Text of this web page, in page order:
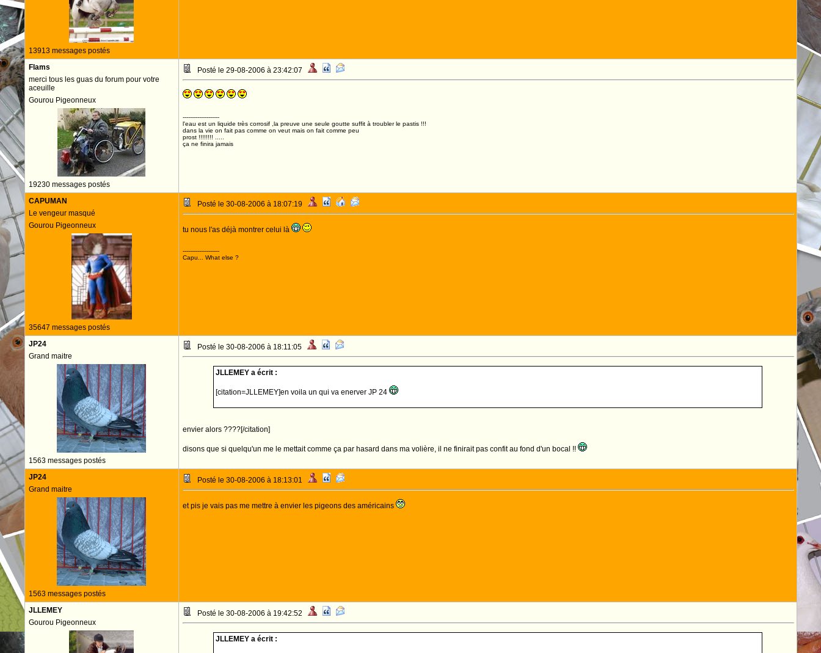
13913 messages postés
Flams
merci tous les guas du forum pour votre
aceuille
Gourou Pigeonneux
19230 messages postés
Posté le 29-08-2006 à 23:42:07
--------------------
l'eau est un liquide très corrosif ,la preuve une seule goutte suffit à troubler le pastis !!!
dans la vie on fait pas comme on veut mais on fait comme peu
prost !!!!!!!! .....
ça ne finira jamais
CAPUMAN
Le vengeur masqué
Gourou Pigeonneux
35647 messages postés
Posté le 30-08-2006 à 18:07:19
tu nous l'as déjà montrer celui là
--------------------
Capu... What else ?
JP24
Grand maitre
1563 messages postés
Posté le 30-08-2006 à 18:11:05
JLLEMEY a écrit :
[citation=JLLEMEY]en voila un qui va enerver JP 24
envier alors ????[/citation]
disons que si quelqu'un me le mettait comme ça par hasard dans ma volière, il ne finirait pas confit au fond d'un bocal !!
JP24
Grand maitre
1563 messages postés
Posté le 30-08-2006 à 18:13:01
et pis je vais pas me mettre à envier les pigeons des américains
JLLEMEY
Gourou Pigeonneux
Posté le 30-08-2006 à 19:42:52
JLLEMEY a écrit :